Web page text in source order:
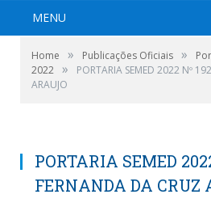
MENU
Home » Publicações Oficiais »
2022 »
PORTARIA SEMED 2022 Nº
ARAUJO
PORTARIA SEMED
FERNANDA DA CRUZ